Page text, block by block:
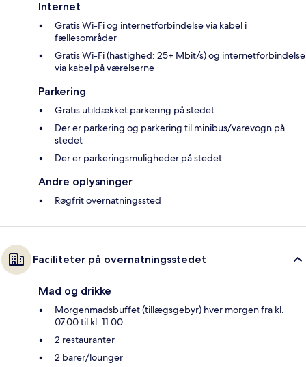
Internet
Gratis Wi-Fi og internetforbindelse via kabel i
fællesområder
Gratis Wi-Fi (hastighed: 25+ Mbit/s) og internetforbindelse
via kabel på værelserne
Parkering
Gratis utildækket parkering på stedet
Der er parkering og parkering til minibus/varevogn på
stedet
Der er parkeringsmuligheder på stedet
Andre oplysninger
Røgfrit overnatningssted
Faciliteter på overnatningsstedet
Mad og drikke
Morgenmadsbuffet (tillægsgebyr) hver morgen fra kl.
07.00 til kl. 11.00
2 restauranter
2 barer/lounger